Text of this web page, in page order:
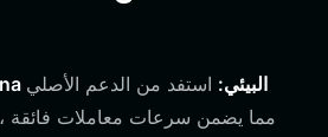
تحسين نظام Solana البيئي: استفد من الدعم الأصلي